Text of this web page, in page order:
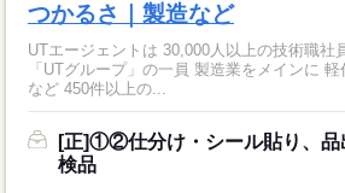
つかるさ｜製造など
UTエージェントは 30,000人以上の技術職社
「UTグループ」の一員 製造業をメインに
など 450件以上の...
[正]①②仕分け・シール貼り、品
検品